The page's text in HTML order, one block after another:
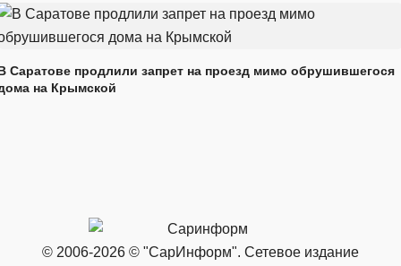
Саратове продлили запрет на проезд мимо обрушившегося
на Крымской
© 2006-2026 © "СарИнформ". Сетевое издание